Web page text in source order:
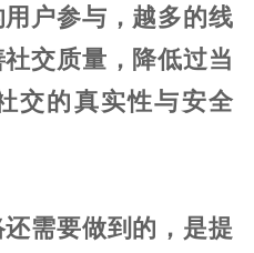
户参与，越多的线
交质量，降低过当
交的真实性与安全
需要做到的，是提